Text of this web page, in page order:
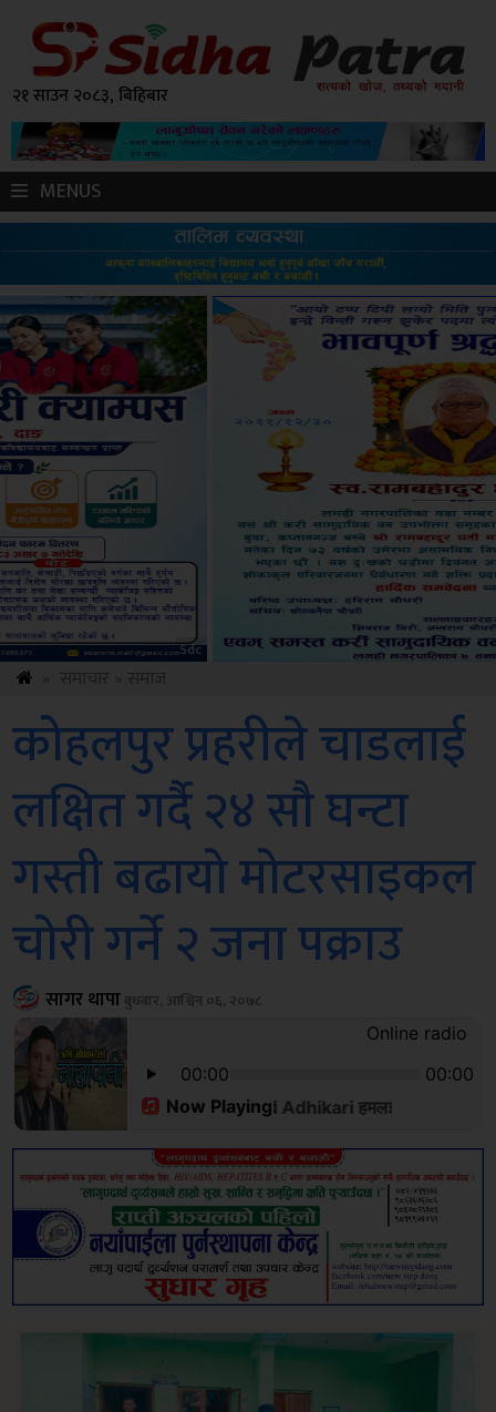
२१ साउन २०८३, बिहिबार
MENUS
ksbus
कोहलपुर प्रहरीले चाडलाई
लक्षित गर्दै २४ सौ घन्टा
गस्ती बढायो मोटरसाइकल
चोरी गर्ने २ जना पक्राउ
सागर थापाबुधबार, आश्विन ०६, २०७८